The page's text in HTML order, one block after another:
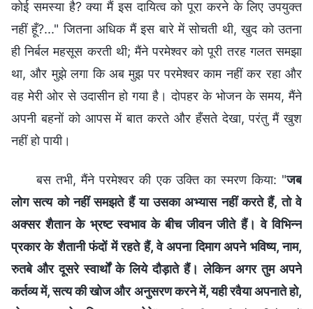
कोई समस्या है? क्या मैं इस दायित्व को पूरा करने के लिए उपयुक्त
नहीं हूँ?..." जितना अधिक मैं इस बारे में सोचती थी, खुद को उतना
ही निर्बल महसूस करती थी; मैंने परमेश्वर को पूरी तरह गलत समझा
था, और मुझे लगा कि अब मुझ पर परमेश्वर काम नहीं कर रहा और
वह मेरी ओर से उदासीन हो गया है। दोपहर के भोजन के समय, मैंने
अपनी बहनों को आपस में बात करते और हँसते देखा, परंतु मैं खुश
नहीं हो पायी।
बस तभी, मैंने परमेश्वर की एक उक्ति का स्मरण किया: "जब
लोग सत्य को नहीं समझते हैं या उसका अभ्यास नहीं करते हैं, तो वे
अक्सर शैतान के भ्रष्ट स्वभाव के बीच जीवन जीते हैं। वे विभिन्न
प्रकार के शैतानी फंदों में रहते हैं, वे अपना दिमाग अपने भविष्य, नाम,
रुतबे और दूसरे स्वार्थों के लिये दौड़ाते हैं। लेकिन अगर तुम अपने
कर्तव्य में, सत्य की खोज और अनुसरण करने में, यही रवैया अपनाते हो,